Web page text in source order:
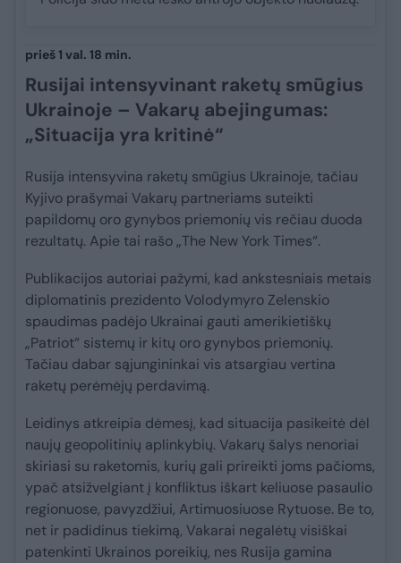
prieš 1 val. 18 min.
Rusijai intensyvinant raketų smūgius
Ukrainoje – Vakarų abejingumas:
„Situacija yra kritinė“
Rusija intensyvina raketų smūgius Ukrainoje, tačiau
Kyjivo prašymai Vakarų partneriams suteikti
papildomų oro gynybos priemonių vis rečiau duoda
rezultatų. Apie tai rašo „The New York Times“.
Publikacijos autoriai pažymi, kad ankstesniais metais
diplomatinis prezidento Volodymyro Zelenskio
spaudimas padėjo Ukrainai gauti amerikietiškų
„Patriot“ sistemų ir kitų oro gynybos priemonių.
Tačiau dabar sąjungininkai vis atsargiau vertina
raketų perėmėjų perdavimą.
Leidinys atkreipia dėmesį, kad situacija pasikeitė dėl
naujų geopolitinių aplinkybių. Vakarų šalys nenoriai
skiriasi su raketomis, kurių gali prireikti joms pačioms,
ypač atsižvelgiant į konfliktus iškart keliuose pasaulio
regionuose, pavyzdžiui, Artimuosiuose Rytuose. Be to,
net ir padidinus tiekimą, Vakarai negalėtų visiškai
patenkinti Ukrainos poreikių, nes Rusija gamina